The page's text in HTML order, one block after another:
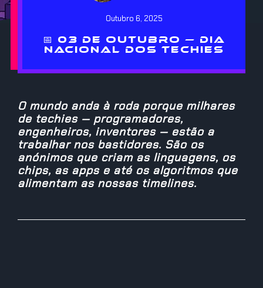
Outubro 6, 2025
📅 03 DE OUTUBRO — DIA
NACIONAL DOS TECHIES
O mundo anda à roda porque milhares
de techies — programadores,
engenheiros, inventores — estão a
trabalhar nos bastidores. São os
anónimos que criam as linguagens, os
chips, as apps e até os algoritmos que
alimentam as nossas timelines.